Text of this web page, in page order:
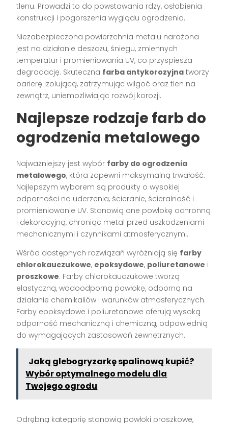
tlenu. Prowadzi to do powstawania rdzy, osłabienia
konstrukcji i pogorszenia wyglądu ogrodzenia.
Niezabezpieczona powierzchnia metalu narażona
jest na działanie deszczu, śniegu, zmiennych
temperatur i promieniowania UV, co przyspiesza
degradację. Skuteczna farba antykorozyjna tworzy
barierę izolującą, zatrzymując wilgoć oraz tlen na
zewnątrz, uniemożliwiając rozwój korozji.
Najlepsze rodzaje farb do
ogrodzenia metalowego
Najważniejszy jest wybór farby do ogrodzenia
metalowego, która zapewni maksymalną trwałość.
Najlepszym wyborem są produkty o wysokiej
odporności na uderzenia, ścieranie, ścieralność i
promieniowanie UV. Stanowią one powłokę ochronną
i dekoracyjną, chroniąc metal przed uszkodzeniami
mechanicznymi i czynnikami atmosferycznymi.
Wśród dostępnych rozwiązań wyróżniają się farby
chlorokauczukowe, epoksydowe, poliuretanowe i
proszkowe. Farby chlorokauczukowe tworzą
elastyczną, wodoodporną powłokę, odporną na
działanie chemikaliów i warunków atmosferycznych.
Farby epoksydowe i poliuretanowe oferują wysoką
odporność mechaniczną i chemiczną, odpowiednią
do wymagających zastosowań zewnętrznych.
Jaką glebogryzarkę spalinową kupić?
Wybór optymalnego modelu dla
Twojego ogrodu
Odrębną kategorię stanowią powłoki proszkowe,